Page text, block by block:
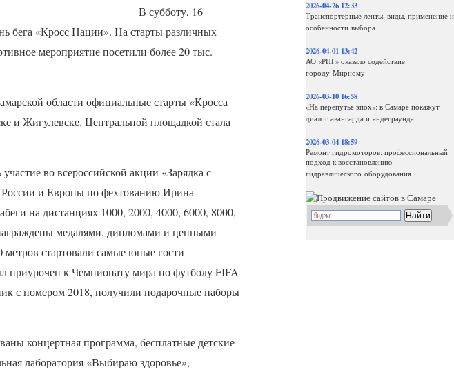
2026-04-26 12:33
Транспортерные ленты: виды, применение и
особенности выбора
2026-04-01 13:42
АО «РНГ» оказало содействие
городу Мирному
2026-03-10 16:58
«На перепутье эпох»: в Самаре покажут
диалог авангарда и андеграунда
2026-03-04 18:59
Ремонт гидромоторов: профессиональный
подход к восстановлению
гидравлического оборудования
В субботу, 16
бега «Кросс Нации». На старты различных
мероприятие посетили более 20 тыс.
области официальные старты «Кросса
и Жигулевске. Центральной площадкой стала
во всероссийской акции «Зарядка с
России и Европы по фехтованию Ирина
на дистанциях 1000, 2000, 4000, 6000, 8000,
медалями, дипломами и ценными
стартовали самые юные гости
приурочен к Чемпионату мира по футболуFIFA
с номером 2018, получили подарочные наборы
концертная программа, бесплатные детские
лаборатория «Выбираю здоровье»,